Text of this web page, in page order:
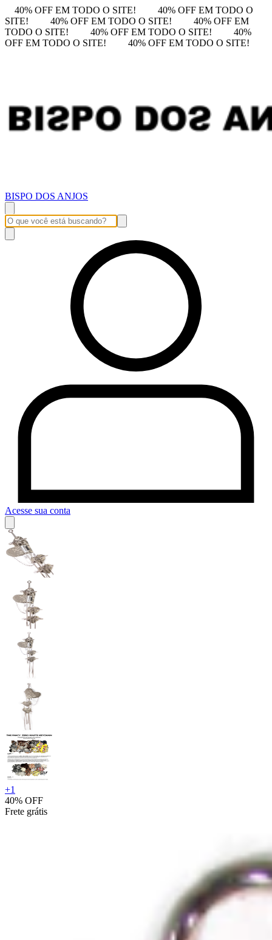
40% OFF EM TODO O SITE!
40% OFF EM TODO O
SITE!
40% OFF EM TODO O SITE!
40% OFF EM
TODO O SITE!
40% OFF EM TODO O SITE!
40%
OFF EM TODO O SITE!
40% OFF EM TODO O SITE!
BISPO DOS ANJOS
Acesse sua conta
+1
40% OFF
Frete grátis